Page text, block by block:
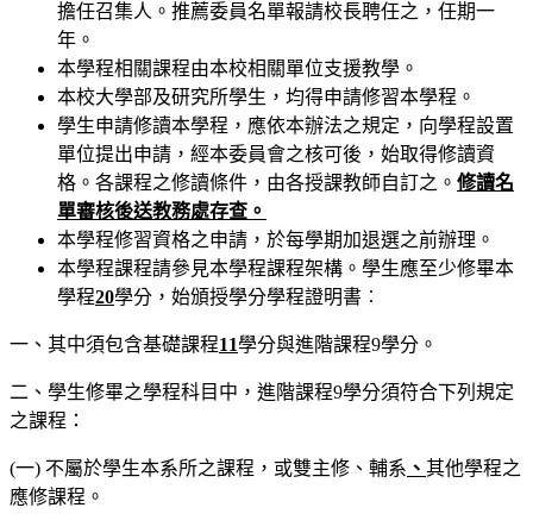
擔任召集人。推薦委員名單報請校長聘任之，任期一
年。
本學程相關課程由本校相關單位支援教學。
本校大學部及研究所學生，均得申請修習本學程。
學生申請修讀本學程，應依本辦法之規定，向學程設置
單位提出申請，經本委員會之核可後，始取得修讀資
格。各課程之修讀條件，由各授課教師自訂之。 修讀名
單審核後送教務處存查。
本學程修習資格之申請，於每學期加退選之前辦理。
本學程課程請參見本學程課程架構。學生應至少修畢本
學程20學分，始頒授學分學程證明書︰
一、其中須包含基礎課程11學分與進階課程9學分。
二、學生修畢之學程科目中，進階課程9學分須符合下列規定
之課程：
(一) 不屬於學生本系所之課程，或雙主修、輔系 、 其他學程之
應修課程。